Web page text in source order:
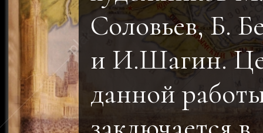
Соловьев, Б.
и И.Шагин.
данной